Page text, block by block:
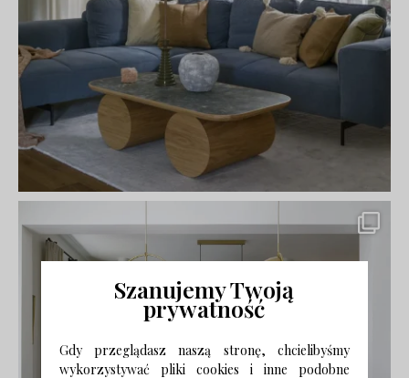
Szanujemy Twoją
prywatność
Gdy przeglądasz naszą stronę, chcielibyśmy
wykorzystywać pliki cookies i inne podobne